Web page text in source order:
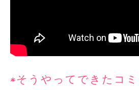
*そうやってできたコ